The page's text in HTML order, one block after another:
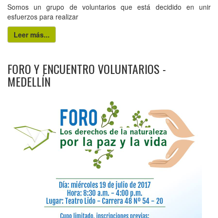
Somos un grupo de voluntarios que está decidido en unir
esfuerzos para realizar
Leer más...
FORO Y ENCUENTRO VOLUNTARIOS -
MEDELLÍN